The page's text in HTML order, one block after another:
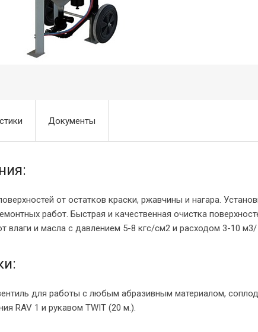
Документы
от остатков краски, ржавчины и нагара.
работ. Быстрая и качественная очистка
влаги и масла с давлением 5-8 кгс/см2 и расходом 3-10
для работы с любым абразивным материалом,
RAV 1 и рукавом TWIT (20 м.).